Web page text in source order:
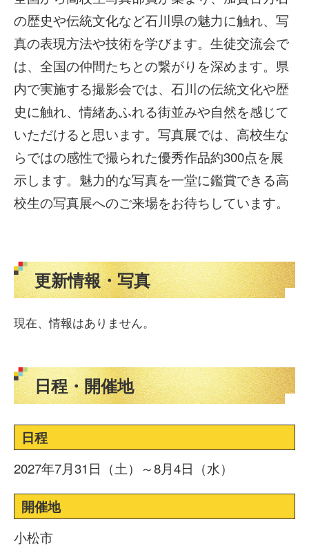
の歴史や伝統文化など石川県の魅力に触れ、写
真の表現方法や技術を学びます。生徒交流会で
は、全国の仲間たちとの繋がりを深めます。県
内で実施する撮影会では、石川の伝統文化や歴
史に触れ、情緒あふれる街並みや自然を感じて
いただけると思います。写真展では、高校生な
らではの感性で撮られた優秀作品約300点を展
示します。魅力的な写真を一堂に鑑賞できる高
校生の写真展へのご来場をお待ちしています。
更新情報・写真
現在、情報はありません。
日程・開催地
日程
2027年7月31日（土）～8月4日（水）
開催地
小松市